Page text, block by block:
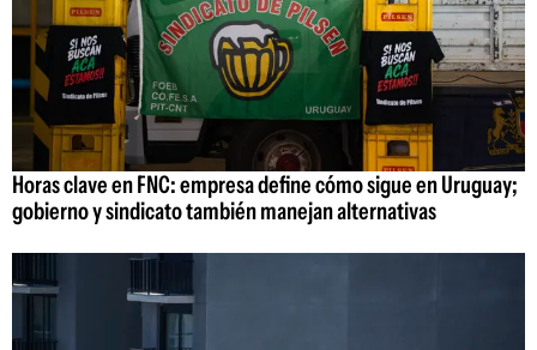
Horas clave en FNC: empresa define cómo sigue en Uruguay;
gobierno y sindicato también manejan alternativas